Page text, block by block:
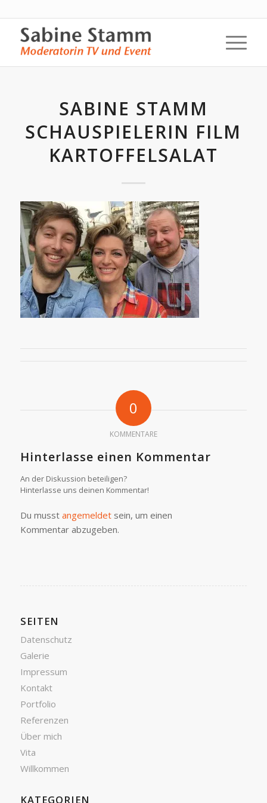
SABINE STAMM
SCHAUSPIELERIN FILM
KARTOFFELSALAT
0
KOMMENTARE
Hinterlasse einen Kommentar
An der Diskussion beteiligen?
Hinterlasse uns deinen Kommentar!
Du musst angemeldetsein, um einen
Kommentar abzugeben.
SEITEN
Datenschutz
Galerie
Impressum
Kontakt
Portfolio
Referenzen
Über mich
Vita
Willkommen
KATEGORIEN